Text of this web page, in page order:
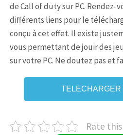
de Call of duty sur PC. Rendez-
différents liens pour le
conçu à cet effet. Il existe
vous permettant de jouir des
sur votre PC. Ne doutez pas et
TELECHARGER
Rate